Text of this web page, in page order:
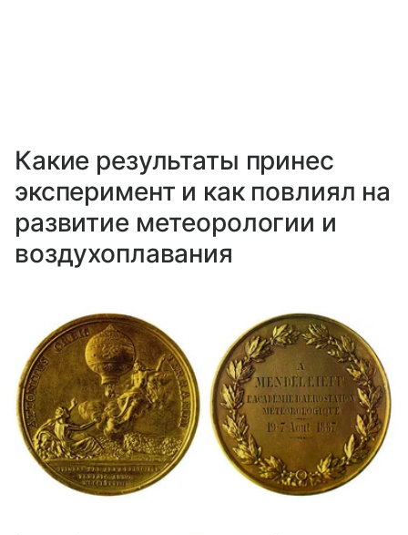
Какие результаты принес
эксперимент и как повлиял на
развитие метеорологии и
воздухоплавания